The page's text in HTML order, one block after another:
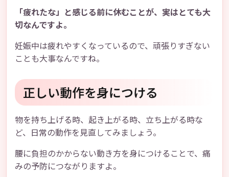
「疲れたな」と感じる前に休むことが、実はとても大
切なんですよ。
妊娠中は疲れやすくなっているので、頑張りすぎない
ことも大事なんですね。
正しい動作を身につける
物を持ち上げる時、起き上がる時、立ち上がる時な
ど、日常の動作を見直してみましょう。
腰に負担のかからない動き方を身につけることで、痛
みの予防につながりますよ。